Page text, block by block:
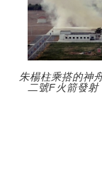
朱楊柱乘搭的神
二號F火箭發射